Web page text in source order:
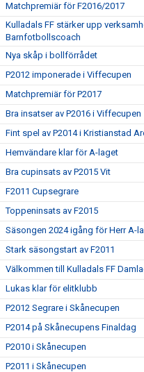
Matchpremiär för F2016/2017
Kulladals FF stärker upp
Barnfotbollscoach
Nya skåp i bollförrådet
P2012 imponerade i Viffecupen
Matchpremiär för P2017
Bra insatser av P2016 i Viffecupen
Fint spel av P2014 i Kristianstad
Hemvändare klar för A-laget
Bra cupinsats av P2015 Vit
F2011 Cupsegrare
Toppeninsats av F2015
Säsongen 2024 igång för Herr A-
Stark säsongstart av F2011
Välkommen till Kulladals FF
Lukas klar för elitklubb
P2012 Segrare i Skånecupen
P2014 på Skånecupens Finaldag
P2010 i Skånecupen
P2011 i Skånecupen